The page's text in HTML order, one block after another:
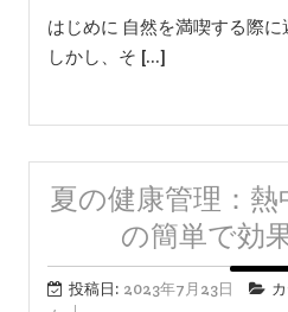
はじめに 自然を満喫する際に
しかし、そ […]
夏の健康管理：
の簡単で効
投稿日: 2023年7月23日